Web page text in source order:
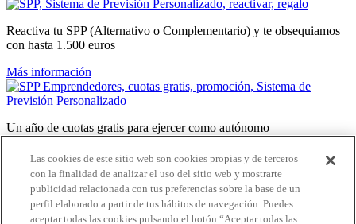
Reactiva tu SPP (Alternativo o Complementario) y te obsequiamos
con hasta 1.500 euros
Más información
Un año de cuotas gratis para ejercer como autónomo
Más información
Te regalamos dos meses gratis de SPP Complementario
Las cookies de este sitio web son cookies propias y de terceros
con la finalidad de analizar el uso del sitio web y mostrarte
publicidad relacionada con tus preferencias sobre la base de un
perfil elaborado a partir de tus hábitos de navegación. Puedes
aceptar todas las cookies pulsando el botón “Aceptar todas las